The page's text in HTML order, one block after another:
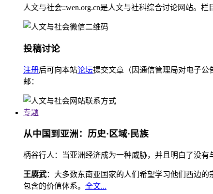
人文与社会::wen.org.cn是人文与社科综合讨论网站。
投稿讨论
注册后可向本站论坛提交文章（因通信管理局对电子公
邮：
专题
从中国到亚洲：历史·区域·民族
柄谷行人：当亚洲经济成为一种威胁，并且明白了没有
王赓武：大多数东南亚国家的人们希望学习他们西边
包含的价值体系。 全文...